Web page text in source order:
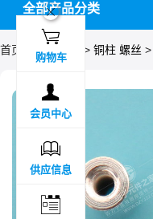
全部产品分类
首页 > 分类目录 > 铜柱 螺丝 >
ဆ

购物车

会员中心

供应信息
